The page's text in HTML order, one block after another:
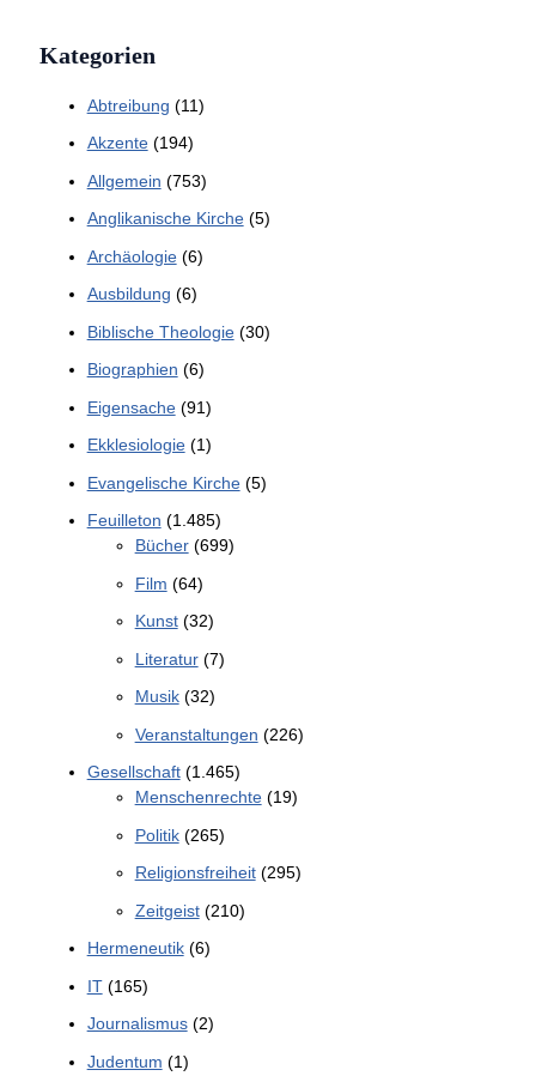
Kategorien
Abtreibung (11)
Akzente(194)
Allgemein (753)
Anglikanische Kirche(5)
Archäologie(6)
Ausbildung (6)
Biblische Theologie(30)
Biographien (6)
Eigensache(91)
Ekklesiologie(1)
Evangelische Kirche(5)
Feuilleton (1.485)
Bücher(699)
Film (64)
Kunst(32)
Literatur(7)
Musik(32)
Veranstaltungen (226)
Gesellschaft(1.465)
Menschenrechte(19)
Politik(265)
Religionsfreiheit(295)
Zeitgeist(210)
Hermeneutik(6)
IT(165)
Journalismus(2)
Judentum (1)